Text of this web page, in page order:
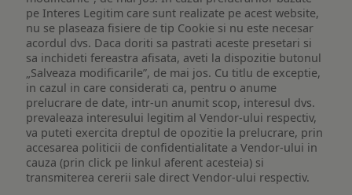
pe Interes Legitim care sunt realizate pe acest website,
nu se plaseaza fisiere de tip Cookie si nu este necesar
acordul dvs. Daca doriti sa pastrati aceste presetari si
sa inchideti fereastra afisata, aveti la dispozitie butonul
„Salveaza modificarile”, de mai jos. Cu titlu de exceptie,
in cazul in care considerati ca, pentru o anume
prelucrare de date, intr-un anumit scop, interesul dvs.
prevaleaza interesului legitim al Vendor-ului respectiv,
va puteti exercita dreptul de opozitie la prelucrare, prin
accesarea politicii de confidentialitate a Vendor-ului in
cauza (prin click pe linkul aferent acesteia) si
transmiterea cererii sale direct Vendor-ului respectiv.